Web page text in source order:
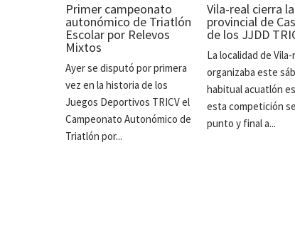
Primer campeonato
autonómico de Triatlón
Escolar por Relevos
Mixtos
Ayer se disputó por primera
vez en la historia de los
Juegos Deportivos TRICV el
Campeonato Autonómico de
Triatlón por...
Vila-real cierra
provincial de
de los JJDD
La localidad de
organizaba este
habitual acuatlón
esta competición
punto y final a...